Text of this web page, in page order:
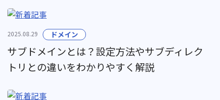
2025.08.29 ドメイン
サブドメインとは？設定方法やサブディレク
トリとの違いをわかりやすく解説